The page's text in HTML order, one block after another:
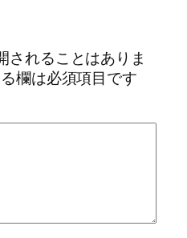
されることはありま
欄は必須項目です